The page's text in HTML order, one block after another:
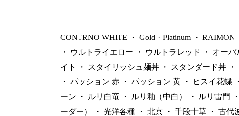
CONTRNO WHITE ・ Gold・Platinum ・ RAIMON
・
ウルトライエロー ・ ウルトラレッド ・ オーバ
イト
・ スタイリッシュ麺丼 ・ スタンダード丼 ・
・ パッション 赤 ・ パッション 黄 ・ ヒスイ花蝶 ・
ーン
・ ルリ白竜 ・ ルリ釉（中白） ・ ルリ雷門 ・
ーダー）
・ 光洋各種 ・ 北京 ・ 千段十草 ・ 古代